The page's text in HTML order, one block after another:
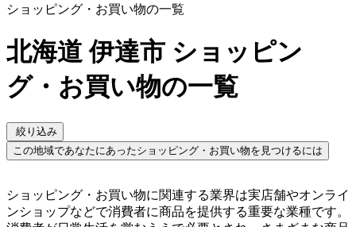
ショッピング・お買い物の一覧
北海道 伊達市 ショッピン
グ・お買い物の一覧
絞り込み
この地域であなたにあったショッピング・お買い物を見つけるには
ショッピング・お買い物に関連する業界は実店舗やオンライ
ンショップなどで消費者に商品を提供する重要な業種です。